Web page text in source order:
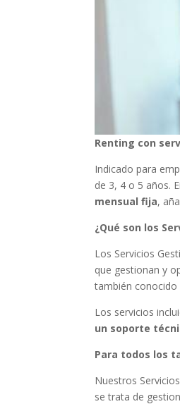
Renting con
Indicado para
de 3, 4 o 5 años.
mensual fija,
¿Qué son los
Los Servicios
que gestionan y
también conocido
Los servicios
un soporte
Para todos los
Nuestros
se trata de